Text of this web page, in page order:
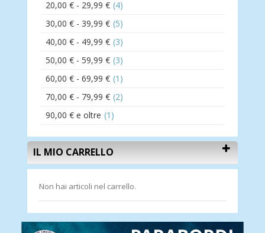
20,00 € - 29,99 € (4)
30,00 € - 39,99 € (5)
40,00 € - 49,99 € (3)
50,00 € - 59,99 € (3)
60,00 € - 69,99 € (1)
70,00 € - 79,99 € (2)
90,00 € e oltre (1)
IL MIO CARRELLO
Non hai articoli nel carrello.